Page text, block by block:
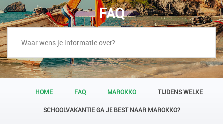
FAQ
HOME FAQ MAROKKO TIJDENS WELKE
SCHOOLVAKANTIE GA JE BEST NAAR MAROKKO?